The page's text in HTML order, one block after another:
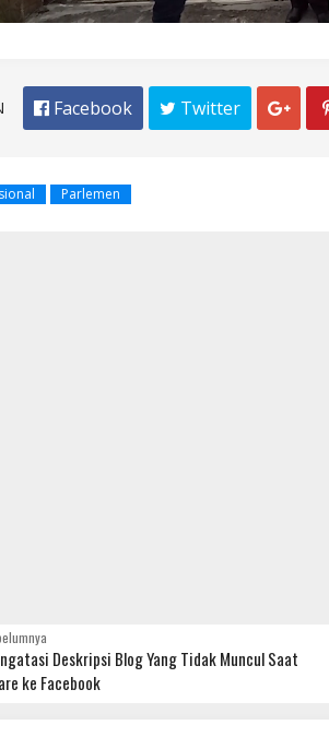
 Facebook  Twitter 
Parlemen
Deskripsi Blog Yang Tidak Muncul Saat
ke Facebook